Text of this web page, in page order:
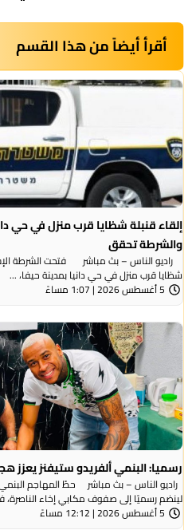
أقرأ أيضاً من هذا القسم
إلقاء قنبلة شظايا قرب منزل في حي
والشرطة تحقق
راديو الناس – بث مباشر فتحت الشرطة
شظايا قرب منزل في حي دانيا بمدينة حيفا، ...
5 أغسطس 2026 | 1:07 مساءً
رسميا: البنمي ألفريدو ستيفنز يعزز
راديو الناس – بث مباشر حطّ المهاجم البنمي
لينضم رسميًا إلى صفوف مكابي إخاء الناصرة،
5 أغسطس 2026 | 12:12 مساءً